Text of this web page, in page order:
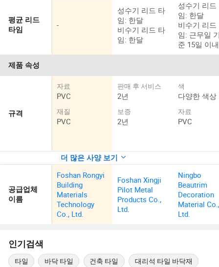
평균 리드
타임
-
성수기 리드 타
임: 한달
비수기 리드 타
임: 한달
성수기 리드
임: 한달
비수기 리드
임: 근무일
준 15일 이내
제품 속성
규격
자료
PVC
재질
PVC
판매 후 서비스
2년
보증
2년
색
다양한 색상
자료
PVC
더 많은 사양 보기
공급업체
이름
Foshan Rongyi
Building
Materials
Technology
Co., Ltd.
Foshan Xingji
Pilot Metal
Products Co.,
Ltd.
Ningbo
Beautrim
Decoration
Material
Ltd.
인기검색
타일 바닥 타일 건축 타일 대리석 타일 바닥재